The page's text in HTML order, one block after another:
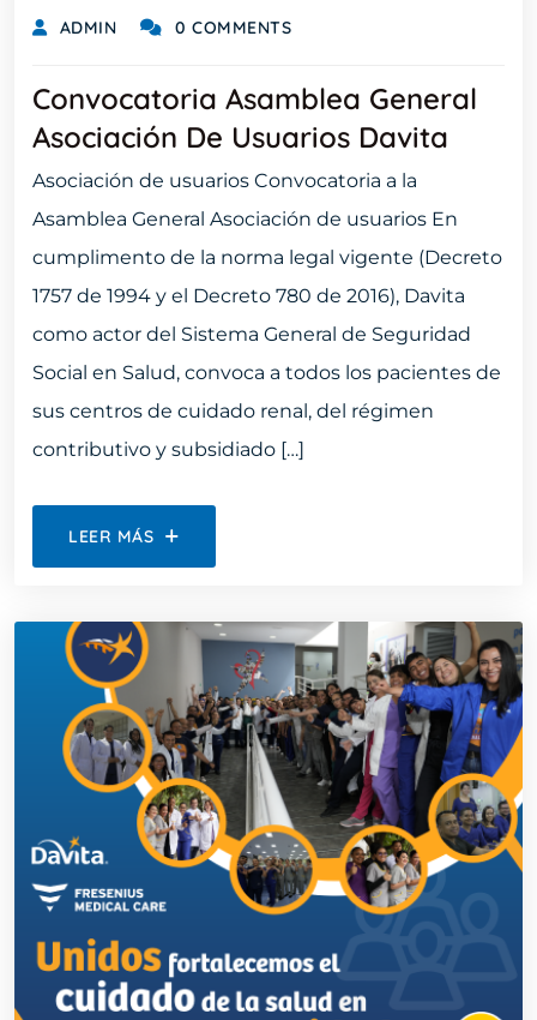
ADMIN 0 COMMENTS
Convocatoria Asamblea General
Asociación De Usuarios Davita
Asociación de usuarios Convocatoria a la
Asamblea General Asociación de usuarios En
cumplimento de la norma legal vigente (Decreto
1757 de 1994 y el Decreto 780 de 2016), Davita
como actor del Sistema General de Seguridad
Social en Salud, convoca a todos los pacientes de
sus centros de cuidado renal, del régimen
contributivo y subsidiado […]
LEER MÁS